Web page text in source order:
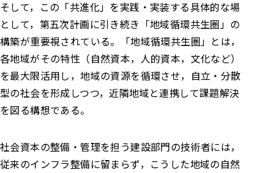
そして，この「共進化」を実践・実装する具体的な場
として，第五次計画に引き続き「地域循環共生圏」の
構築が重要視されている。「地域循環共生圏」とは，
各地域がその特性（自然資本，人的資本，文化など）
を最大限活用し，地域の資源を循環させ，自立・分散
型の社会を形成しつつ，近隣地域と連携して課題解決
を図る構想である。
社会資本の整備・管理を担う建設部門の技術者には，
従来のインフラ整備に留まらず，こうした地域の自然